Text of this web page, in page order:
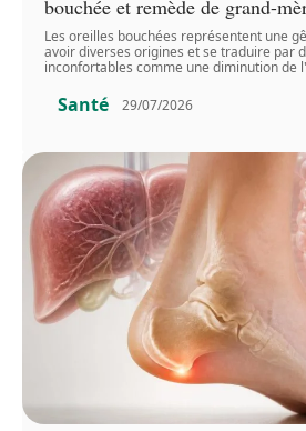
bouchée et remède de grand-
Les oreilles bouchées représentent une
avoir diverses origines et se traduire par
inconfortables comme une diminution de
Santé 29/07/2026